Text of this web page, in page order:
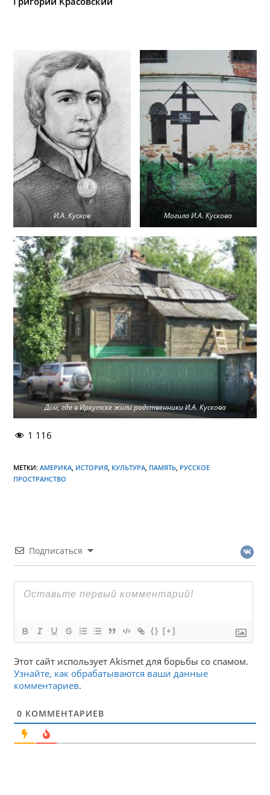
И.А. Кусков Могила И.А. Кускова
Дом, где в Иркутске жили родственники И.А. Кускова
1 116
МЕТКИ:АМЕРИКА, ИСТОРИЯ, КУЛЬТУРА, ПАМЯТЬ, РУССКОЕ
ПРОСТРАНСТВО
Подписаться
{} [+]
Этот сайт использует Akismet для борьбы со спамом.
Узнайте, как обрабатываются ваши данные
комментариев.
0 КОММЕНТАРИЕВ